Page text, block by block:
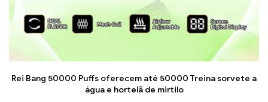
Rei Bang 50000 Puffs oferecem até 50000 Treina sorvete a
água e hortelã de mirtilo